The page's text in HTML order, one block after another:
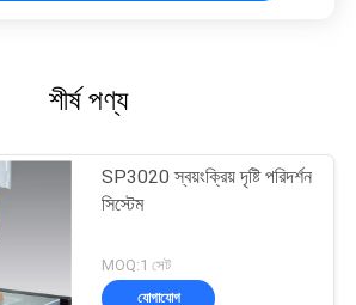
শীর্ষ পণ্য
SP3020 স্বয়ংক্রিয় দৃষ্টি পরিদর্শন
সিস্টেম
MOQ:1 সেট
যোগাযোগ